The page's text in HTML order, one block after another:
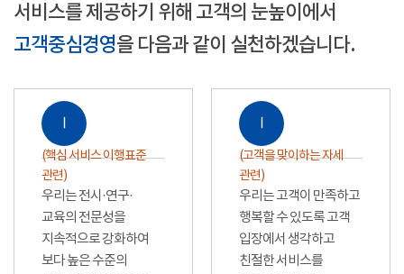
서비스를 제공하기 위해 고객의 눈높이에서
고객중심경영을 다음과 같이 실천하겠습니다.
Ⅰ
(핵심 서비스 이행표준
관련)
우리는 전시·연구·
교육의 전문성을
지속적으로 강화하여
보다 높은 수준의
Ⅰ
(고객을 맞이하는 자세
관련)
우리는 고객이 만족하고
행복할 수 있도록 고객
입장에서 생각하고
친절한 서비스를